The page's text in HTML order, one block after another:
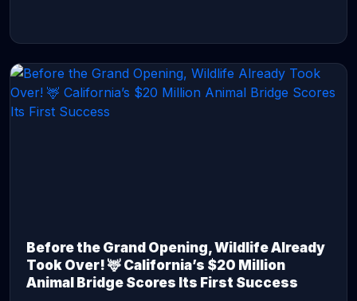
Before the Grand Opening, Wildlife Already
Took Over! 🦌 California’s $20 Million
Animal Bridge Scores Its First Success